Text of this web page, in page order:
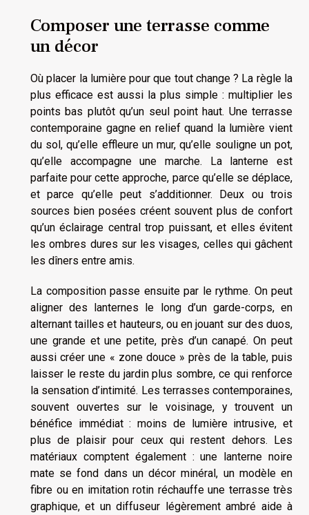
Composer une terrasse comme
un décor
Où placer la lumière pour que tout change ? La règle la
plus efficace est aussi la plus simple : multiplier les
points bas plutôt qu’un seul point haut. Une terrasse
contemporaine gagne en relief quand la lumière vient
du sol, qu’elle effleure un mur, qu’elle souligne un pot,
qu’elle accompagne une marche. La lanterne est
parfaite pour cette approche, parce qu’elle se déplace,
et parce qu’elle peut s’additionner. Deux ou trois
sources bien posées créent souvent plus de confort
qu’un éclairage central trop puissant, et elles évitent
les ombres dures sur les visages, celles qui gâchent
les dîners entre amis.
La composition passe ensuite par le rythme. On peut
aligner des lanternes le long d’un garde-corps, en
alternant tailles et hauteurs, ou en jouant sur des duos,
une grande et une petite, près d’un canapé. On peut
aussi créer une « zone douce » près de la table, puis
laisser le reste du jardin plus sombre, ce qui renforce
la sensation d’intimité. Les terrasses contemporaines,
souvent ouvertes sur le voisinage, y trouvent un
bénéfice immédiat : moins de lumière intrusive, et
plus de plaisir pour ceux qui restent dehors. Les
matériaux comptent également : une lanterne noire
mate se fond dans un décor minéral, un modèle en
fibre ou en imitation rotin réchauffe une terrasse très
graphique, et un diffuseur légèrement ambré aide à